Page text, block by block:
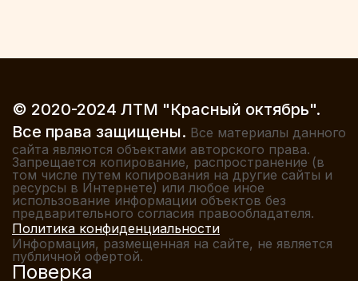
© 2020-2024 ЛТМ "Красный октябрь".
Все права защищены. Все материалы данного
сайта являются объектами авторского права.
Запрещается копирование, распространение (в
том числе путем копирования на другие сайты и
ресурсы в Интернете) или любое иное
использование информации объектов без
предварительного согласия правообладателя.
Политика конфиденциальности
Информация, размещенная на сайте, не является
публичной офертой.
Поверка